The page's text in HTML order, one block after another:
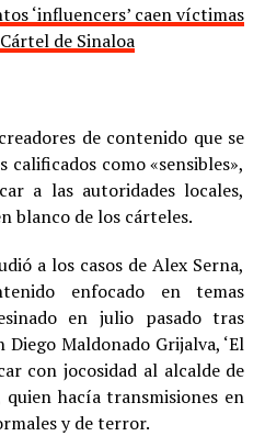
‘influencers’ caen víctimas
de Sinaloa
de contenido que se
calificados como «sensibles»,
a las autoridades locales,
blanco de los cárteles.
a los casos de Alex Serna,
enfocado en temas
en julio pasado tras
Maldonado Grijalva, ‘El
con jocosidad al alcalde de
quien hacía transmisiones en
y de terror.